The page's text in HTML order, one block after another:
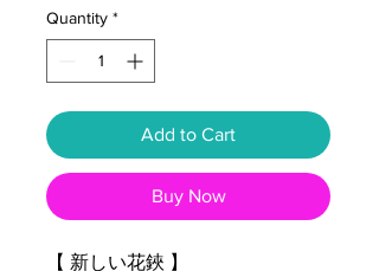
Quantity *
Add to Cart
Buy Now
【 新しい花鋏 】